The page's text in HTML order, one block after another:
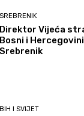
SREBRENIK
Direktor Vijeća
Bosni i
Srebrenik
BIH I SVIJET